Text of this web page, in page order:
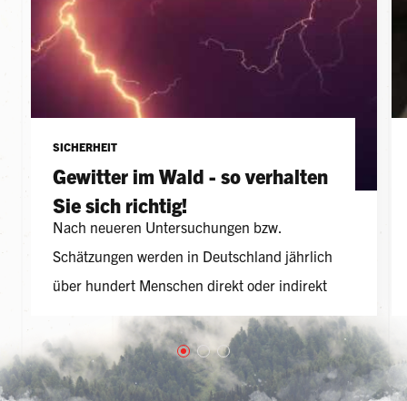
SICHERHEIT
Gewitter im Wald - so verhalten
Sie sich richtig!
Nach neueren Untersuchungen bzw.
Schätzungen werden in Deutschland jährlich
über hundert Menschen direkt oder indirekt
vom Blitz getroffen.